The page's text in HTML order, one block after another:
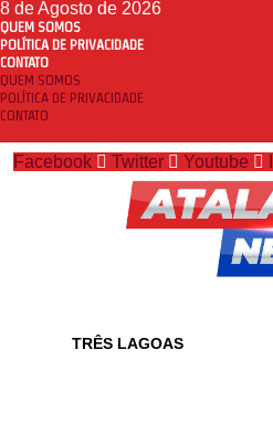
8 de Agosto de 2026
QUEM SOMOS
POLÍTICA DE PRIVACIDADE
CONTATO
QUEM SOMOS
POLÍTICA DE PRIVACIDADE
CONTATO
Facebook Twitter Youtube